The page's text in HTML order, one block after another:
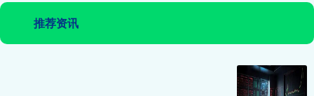
推荐资讯